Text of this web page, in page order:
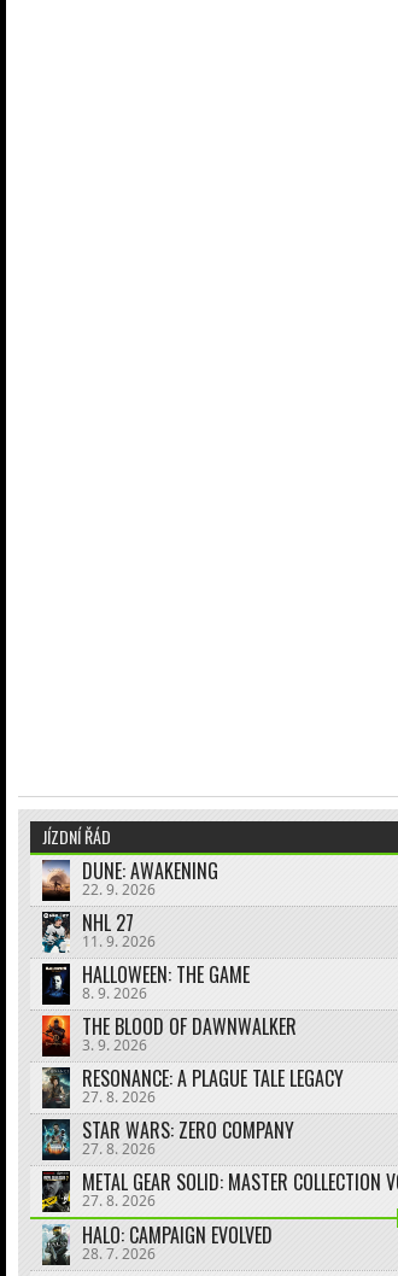
JÍZDNÍ ŘÁD
DUNE: AWAKENING
22. 9. 2026
NHL 27
11. 9. 2026
HALLOWEEN: THE GAME
8. 9. 2026
THE BLOOD OF DAWNWALKER
3. 9. 2026
RESONANCE: A PLAGUE TALE LEGACY
27. 8. 2026
STAR WARS: ZERO COMPANY
27. 8. 2026
27. 8. 2026
HALO: CAMPAIGN EVOLVED
28. 7. 2026